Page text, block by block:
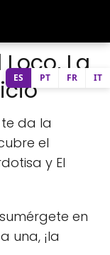
La
da la
el
y El
en
una, ¡la
ES PT FR IT